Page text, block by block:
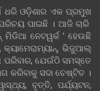
ଧରି ଓଡ଼ିଶାର ଏକ ପ୍ରମୁଖ
ପାଇଛି । ଆଜି ଚାରି
ମିଡିଆ ନେଟୱର୍କ ’ ହେଉଛି
କ୍ୟାମେରାମ୍ୟାନ୍, ଭିଜୁଆଲ୍
ପରିବାର, ଯେଉଁଠି ସମସ୍ତେ
କରିବାକୁ ସଦା ଚେଷ୍ଟିତ ।
ବୃତ୍ତି, ପର୍ଯ୍ୟଟନ,